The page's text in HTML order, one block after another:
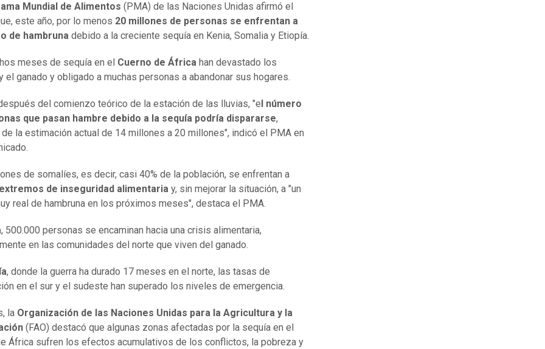
Mundial de Alimentos (PMA) de las Naciones Unidas afirmó el
este año, por lo menos 20 millones de personas se enfrentan a
de hambruna debido a la creciente sequía en Kenia, Somalia y Etiopía.
meses de sequía en el Cuerno de África han devastado los
el ganado y obligado a muchas personas a abandonar sus hogares.
del comienzo teórico de la estación de las lluvias, "e l número
que pasan hambre debido a la sequía podría dispararse,
la estimación actual de 14 millones a 20 millones", indicó el PMA en
de somalíes, es decir, casi 40% de la población, se enfrentan a
de inseguridad alimentaria y, sin mejorar la situación, a "un
real de hambruna en los próximos meses", destaca el PMA.
, 500.000 personas se encaminan hacia una crisis alimentaria,
en las comunidades del norte que viven del ganado.
, donde la guerra ha durado 17 meses en el norte, las tasas de
en el sur y el sudeste han superado los niveles de emergencia.
la Organización de las Naciones Unidas para la Agricultura y la
(FAO) destacó que algunas zonas afectadas por la sequía en el
África sufren los efectos acumulativos de los conflictos, la pobreza y